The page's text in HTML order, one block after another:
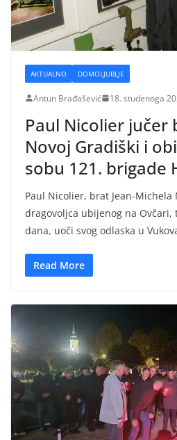
AKTUALNO DOMOLJUBLJE
Antun Brađašević 18. studenoga
Paul Nicolier jučer
Novoj Gradiški i
sobu 121. brigade
Paul Nicolier, brat Jean-
dragovoljca ubijenog na Ovčari,
dana, uoči svog odlaska u
Read More